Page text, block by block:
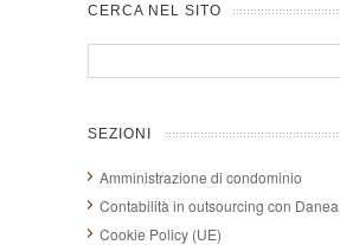
CERCA NEL SITO
SEZIONI
Amministrazione di condominio
Contabilità in outsourcing con Danea
Cookie Policy (UE)